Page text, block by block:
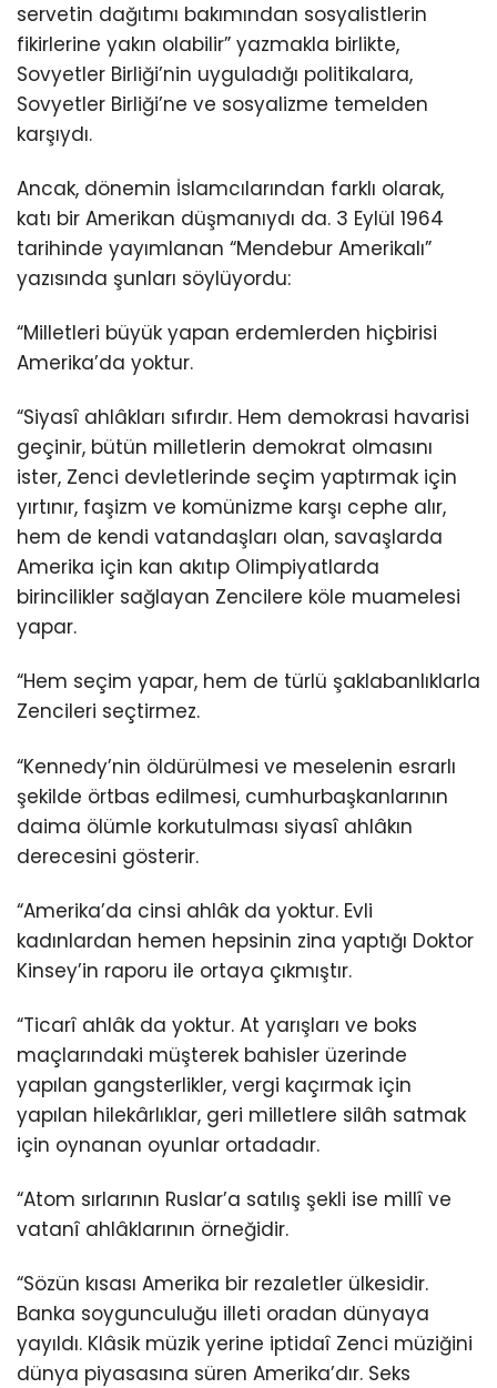
servetin dağıtımı bakımından sosyalistlerin
fikirlerine yakın olabilir” yazmakla birlikte,
Sovyetler Birliği’nin uyguladığı politikalara,
Sovyetler Birliği’ne ve sosyalizme temelden
karşıydı.
Ancak, dönemin İslamcılarından farklı olarak,
katı bir Amerikan düşmanıydı da. 3 Eylül 1964
tarihinde yayımlanan “Mendebur Amerikalı”
yazısında şunları söylüyordu:
“Milletleri büyük yapan erdemlerden hiçbirisi
Amerika’da yoktur.
“Siyasî ahlâkları sıfırdır. Hem demokrasi havarisi
geçinir, bütün milletlerin demokrat olmasını
ister, Zenci devletlerinde seçim yaptırmak için
yırtınır, faşizm ve komünizme karşı cephe alır,
hem de kendi vatandaşları olan, savaşlarda
Amerika için kan akıtıp Olimpiyatlarda
birincilikler sağlayan Zencilere köle muamelesi
yapar.
“Hem seçim yapar, hem de türlü şaklabanlıklarla
Zencileri seçtirmez.
“Kennedy’nin öldürülmesi ve meselenin esrarlı
şekilde örtbas edilmesi, cumhurbaşkanlarının
daima ölümle korkutulması siyasî ahlâkın
derecesini gösterir.
“Amerika’da cinsi ahlâk da yoktur. Evli
kadınlardan hemen hepsinin zina yaptığı Doktor
Kinsey’in raporu ile ortaya çıkmıştır.
“Ticarî ahlâk da yoktur. At yarışları ve boks
maçlarındaki müşterek bahisler üzerinde
yapılan gangsterlikler, vergi kaçırmak için
yapılan hilekârlıklar, geri milletlere silâh satmak
için oynanan oyunlar ortadadır.
“Atom sırlarının Ruslar’a satılış şekli ise millî ve
vatanî ahlâklarının örneğidir.
“Sözün kısası Amerika bir rezaletler ülkesidir.
Banka soygunculuğu illeti oradan dünyaya
yayıldı. Klâsik müzik yerine iptidaî Zenci müziğini
dünya piyasasına süren Amerika’dır. Seks